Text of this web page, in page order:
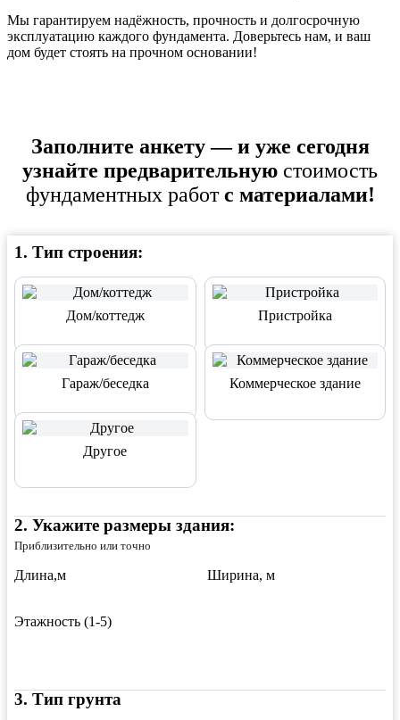
Мы гарантируем надёжность, прочность и долгосрочную
эксплуатацию каждого фундамента. Доверьтесь нам, и ваш
дом будет стоять на прочном основании!
Заполните анкету — и уже сегодня
узнайте предварительную стоимость
фундаментных работс материалами!
1. Тип строения:
Дом/коттедж Пристройка
Гараж/беседка Коммерческое здание
Другое
2. Укажите размеры здания:
Приблизительно или точно
Длина,м Ширина, м
Этажность (1-5)
3. Тип грунта